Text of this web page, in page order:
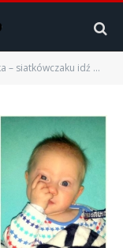
idź sobie precz!